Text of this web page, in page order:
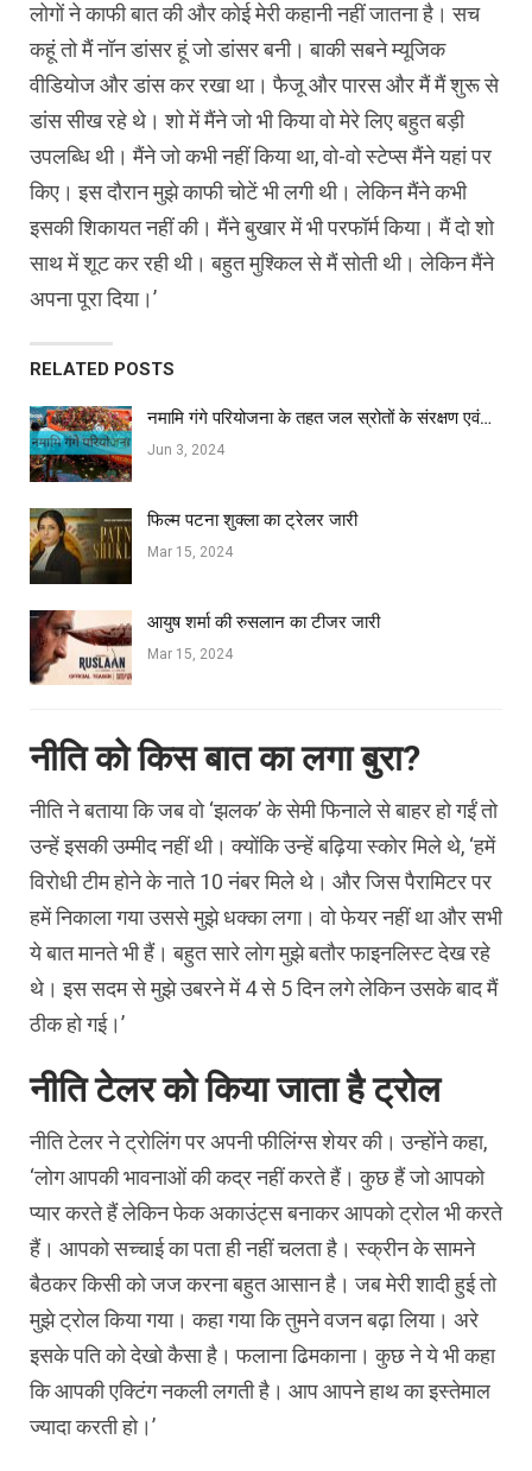
लोगों ने काफी बात की और कोई मेरी कहानी नहीं जातना है। सच
कहूं तो मैं नॉन डांसर हूं जो डांसर बनी। बाकी सबने म्यूजिक
वीडियोज और डांस कर रखा था। फैजू और पारस और मैं मैं शुरू से
डांस सीख रहे थे। शो में मैंने जो भी किया वो मेरे लिए बहुत बड़ी
उपलब्धि थी। मैंने जो कभी नहीं किया था, वो-वो स्टेप्स मैंने यहां पर
किए। इस दौरान मुझे काफी चोटें भी लगी थी। लेकिन मैंने कभी
इसकी शिकायत नहीं की। मैंने बुखार में भी परफॉर्म किया। मैं दो शो
साथ में शूट कर रही थी। बहुत मुश्किल से मैं सोती थी। लेकिन मैंने
अपना पूरा दिया।’
RELATED POSTS
नमामि गंगे परियोजना के तहत जल स्रोतों के संरक्षण एवं…
Jun 3, 2024
फिल्‍म पटना शुक्ला का ट्रेलर जारी
Mar 15, 2024
आयुष शर्मा की रुसलान का टीजर जारी
Mar 15, 2024
नीति को किस बात का लगा बुरा?
नीति ने बताया कि जब वो ‘झलक’ के सेमी फिनाले से बाहर हो गईं तो
उन्हें इसकी उम्मीद नहीं थी। क्योंकि उन्हें बढ़िया स्कोर मिले थे, ‘हमें
विरोधी टीम होने के नाते 10 नंबर मिले थे। और जिस पैरामिटर पर
हमें निकाला गया उससे मुझे धक्का लगा। वो फेयर नहीं था और सभी
ये बात मानते भी हैं। बहुत सारे लोग मुझे बतौर फाइनलिस्ट देख रहे
थे। इस सदम से मुझे उबरने में 4 से 5 दिन लगे लेकिन उसके बाद मैं
ठीक हो गई।’
नीति टेलर को किया जाता है ट्रोल
नीति टेलर ने ट्रोलिंग पर अपनी फीलिंग्स शेयर की। उन्होंने कहा,
‘लोग आपकी भावनाओं की कद्र नहीं करते हैं। कुछ हैं जो आपको
प्यार करते हैं लेकिन फेक अकाउंट्स बनाकर आपको ट्रोल भी करते
हैं। आपको सच्चाई का पता ही नहीं चलता है। स्क्रीन के सामने
बैठकर किसी को जज करना बहुत आसान है। जब मेरी शादी हुई तो
मुझे ट्रोल किया गया। कहा गया कि तुमने वजन बढ़ा लिया। अरे
इसके पति को देखो कैसा है। फलाना ढिमकाना। कुछ ने ये भी कहा
कि आपकी एक्टिंग नकली लगती है। आप आपने हाथ का इस्तेमाल
ज्यादा करती हो।’